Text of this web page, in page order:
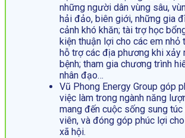
những người dân vùng sâu,
hải đảo, biên giới, những gia
cảnh khó khăn; tài trợ học
kiện thuận lợi cho các em nhỏ
hỗ trợ các địa phương khi xảy
bệnh; tham gia chương trình
nhân đạo…
Vũ Phong Energy Group góp
việc làm trong ngành năng
mang đến cuộc sống sung túc
viên, và đóng góp phúc lợi
xã hội.